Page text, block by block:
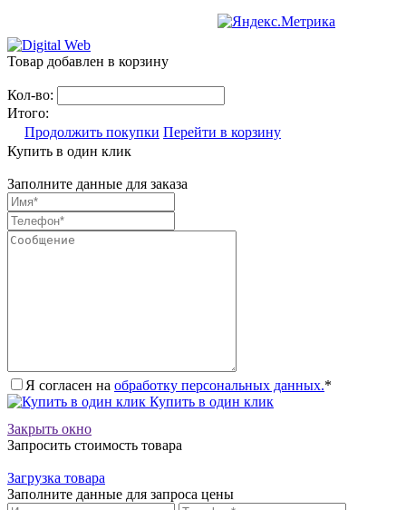
Товар добавлен в корзину
Кол-во:
Итого:
Продолжить покупки Перейти в корзину
Купить в один клик
Заполните данные для заказа
Я согласен на обработку персональных данных.*
Купить в один клик
Закрыть окно
Запросить стоимость товара
Загрузка товара
Заполните данные для запроса цены